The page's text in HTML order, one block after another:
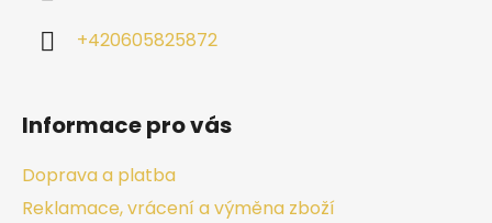
+420605825872
Informace pro vás
Doprava a platba
Reklamace, vrácení a výměna zboží